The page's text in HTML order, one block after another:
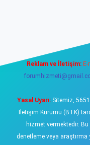
Reklam ve İletişim:
Yasal Uyarı:Sitemiz, 5651
İletişim Kurumu (BTK)
hizmet vermektedir.
denetleme veya